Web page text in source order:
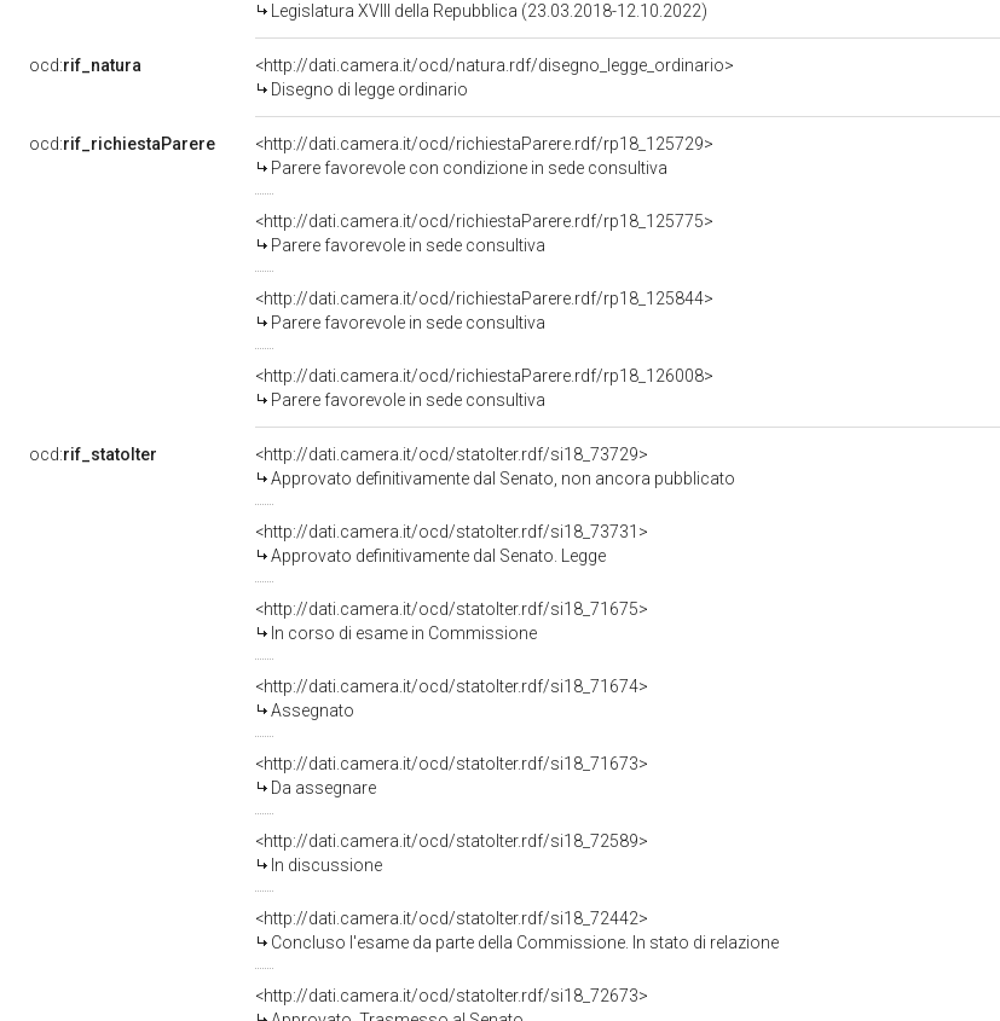
Legislatura XVIII della Repubblica (23.03.2018-12.10.2022)
ocd:rif_natura
<http://dati.camera.it/ocd/natura.rdf/disegno_legge_ordinario>
Disegno di legge ordinario
ocd:rif_richiestaParere
<http://dati.camera.it/ocd/richiestaParere.rdf/rp18_125729>
Parere favorevole con condizione in sede consultiva
<http://dati.camera.it/ocd/richiestaParere.rdf/rp18_125775>
Parere favorevole in sede consultiva
<http://dati.camera.it/ocd/richiestaParere.rdf/rp18_125844>
Parere favorevole in sede consultiva
<http://dati.camera.it/ocd/richiestaParere.rdf/rp18_126008>
Parere favorevole in sede consultiva
ocd:rif_statoIter
<http://dati.camera.it/ocd/statoIter.rdf/si18_73729>
Approvato definitivamente dal Senato, non ancora pubblicato
<http://dati.camera.it/ocd/statoIter.rdf/si18_73731>
Approvato definitivamente dal Senato. Legge
<http://dati.camera.it/ocd/statoIter.rdf/si18_71675>
In corso di esame in Commissione
<http://dati.camera.it/ocd/statoIter.rdf/si18_71674>
Assegnato
<http://dati.camera.it/ocd/statoIter.rdf/si18_71673>
Da assegnare
<http://dati.camera.it/ocd/statoIter.rdf/si18_72589>
In discussione
<http://dati.camera.it/ocd/statoIter.rdf/si18_72442>
Concluso l'esame da parte della Commissione. In stato di relazione
<http://dati.camera.it/ocd/statoIter.rdf/si18_72673>